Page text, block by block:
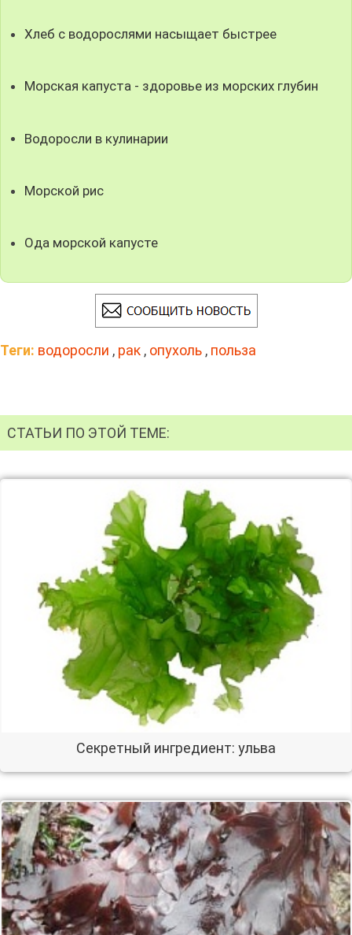
Хлеб с водорослями насыщает быстрее
Морская капуста - здоровье из морских глубин
Водоросли в кулинарии
Морской рис
Ода морской капусте
Теги: водоросли , рак , опухоль , польза
СТАТЬИ ПО ЭТОЙ ТЕМЕ:
Секретный ингредиент: ульва